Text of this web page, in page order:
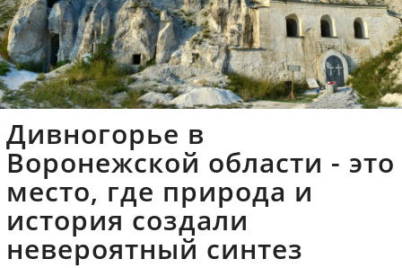
Дивногорье в
Воронежской области - это
место, где природа и
история создали
невероятный синтез